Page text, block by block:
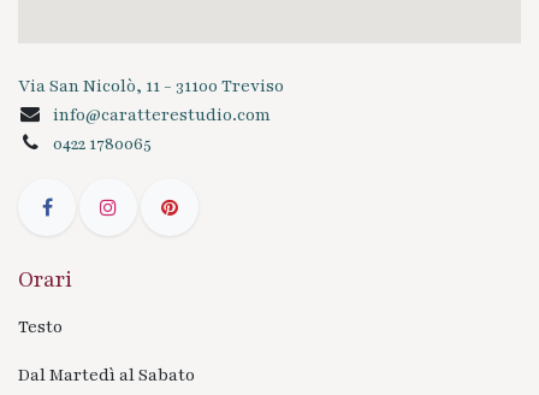
Via San Nicolò, 11 - 31100 Treviso
info@caratterestudio.com
0422 1780065
Orari
Testo
Dal Martedì al Sabato